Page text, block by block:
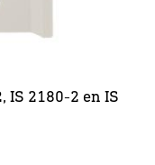
IS 2180-2 en IS